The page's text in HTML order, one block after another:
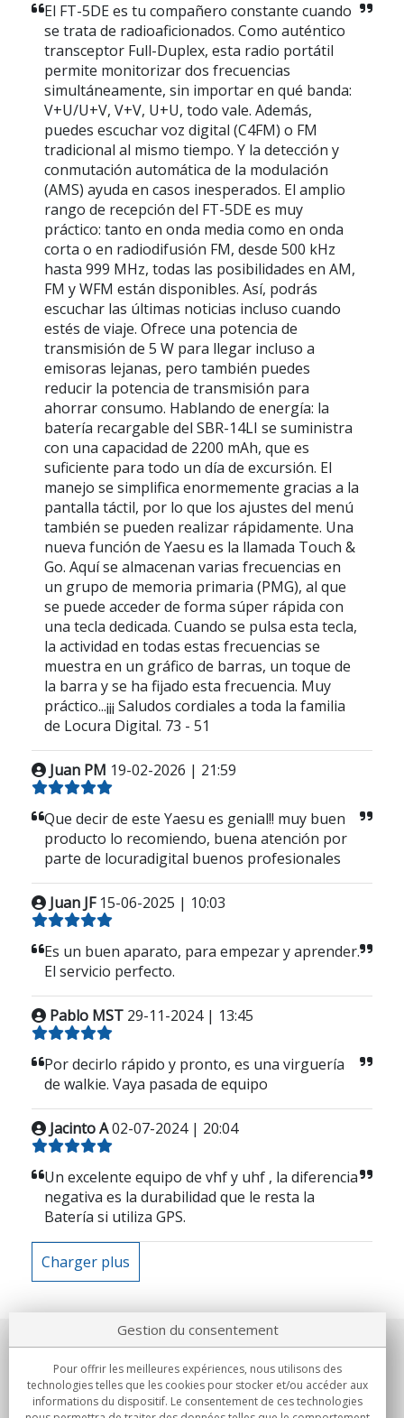
El FT-5DE es tu compañero constante cuando
se trata de radioaficionados. Como auténtico
transceptor Full-Duplex, esta radio portátil
permite monitorizar dos frecuencias
simultáneamente, sin importar en qué banda:
V+U/U+V, V+V, U+U, todo vale. Además,
puedes escuchar voz digital (C4FM) o FM
tradicional al mismo tiempo. Y la detección y
conmutación automática de la modulación
(AMS) ayuda en casos inesperados. El amplio
rango de recepción del FT-5DE es muy
práctico: tanto en onda media como en onda
corta o en radiodifusión FM, desde 500 kHz
hasta 999 MHz, todas las posibilidades en AM,
FM y WFM están disponibles. Así, podrás
escuchar las últimas noticias incluso cuando
estés de viaje. Ofrece una potencia de
transmisión de 5 W para llegar incluso a
emisoras lejanas, pero también puedes
reducir la potencia de transmisión para
ahorrar consumo. Hablando de energía: la
batería recargable del SBR-14LI se suministra
con una capacidad de 2200 mAh, que es
suficiente para todo un día de excursión. El
manejo se simplifica enormemente gracias a la
pantalla táctil, por lo que los ajustes del menú
también se pueden realizar rápidamente. Una
nueva función de Yaesu es la llamada Touch &
Go. Aquí se almacenan varias frecuencias en
un grupo de memoria primaria (PMG), al que
se puede acceder de forma súper rápida con
una tecla dedicada. Cuando se pulsa esta tecla,
la actividad en todas estas frecuencias se
muestra en un gráfico de barras, un toque de
la barra y se ha fijado esta frecuencia. Muy
práctico...¡¡¡ Saludos cordiales a toda la familia
de Locura Digital. 73 - 51
Juan PM 19-02-2026 | 21:59
Que decir de este Yaesu es genial!! muy buen
producto lo recomiendo, buena atención por
parte de locuradigital buenos profesionales
Juan JF 15-06-2025 | 10:03
Es un buen aparato, para empezar y aprender.
El servicio perfecto.
Pablo MST 29-11-2024 | 13:45
Por decirlo rápido y pronto, es una virguería
de walkie. Vaya pasada de equipo
Jacinto A02-07-2024 | 20:04
Un excelente equipo de vhf y uhf , la diferencia
negativa es la durabilidad que le resta la
Batería si utiliza GPS.
Charger plus
Notre société
Engagements
Gestion du consentement
Pour offrir les meilleures expériences, nous utilisons des
technologies telles que les cookies pour stocker et/ou accéder aux
informations du dispositif. Le consentement de ces technologies